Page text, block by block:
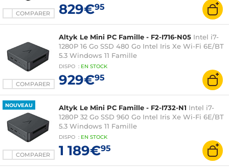
COMPARER 829€95
COMPARER
Altyk Le Mini PC Famille - F2-I716-N05 Intel i7-
1280P 16 Go SSD 480 Go Intel Iris Xe Wi-Fi 6E/BT
5.3 Windows 11 Famille
DISPO : EN STOCK
929€95
NOUVEAU
COMPARER
Altyk Le Mini PC Famille - F2-I732-N1 Intel i7-
1280P 32 Go SSD 960 Go Intel Iris Xe Wi-Fi 6E/BT
5.3 Windows 11 Famille
DISPO : EN STOCK
1 189€95